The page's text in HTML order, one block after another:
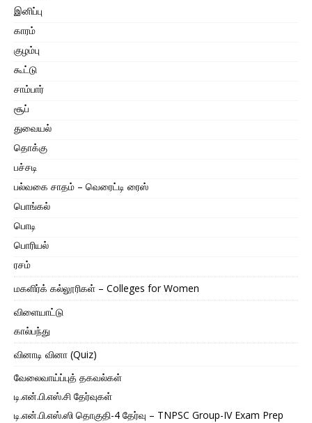
இனிப்பு
காரம்
குழம்பு
கூட்டு
சாம்பார்
சூப்
துவையல்
தொக்கு
பச்சடி
பல்வகை சாதம் – வெரைட்டி ரைஸ்
பொங்கல்
பொடி
பொரியல்
ரசம்
மகளிர்க் கல்லூரிகள் – Colleges for Women
விளையாட்டு
கால்பந்து
வினாடி வினா (Quiz)
வேலைவாய்ப்புத் தகவல்கள்
டி.என்.பி.எஸ்.சி தேர்வுகள்
டி.என்.பி.எஸ்.ஸி தொகுதி-4 தேர்வு – TNPSC Group-IV Exam Prep